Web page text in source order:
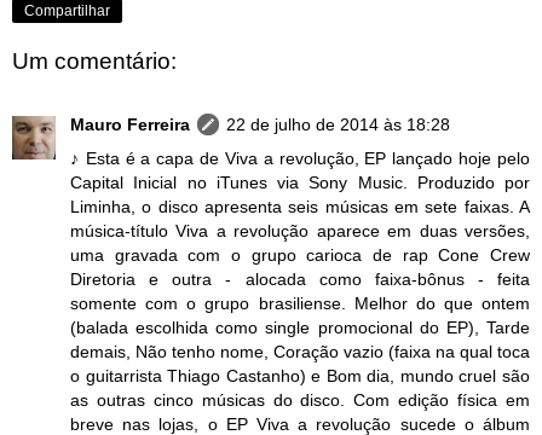
Compartilhar
Um comentário:
Mauro Ferreira
22 de julho de 2014 às 18:28
♪ Esta é a capa de Viva a revolução, EP lançado hoje pelo
Capital Inicial no iTunes via Sony Music. Produzido por
Liminha, o disco apresenta seis músicas em sete faixas. A
música-título Viva a revolução aparece em duas versões,
uma gravada com o grupo carioca de rap Cone Crew
Diretoria e outra - alocada como faixa-bônus - feita
somente com o grupo brasiliense. Melhor do que ontem
(balada escolhida como single promocional do EP), Tarde
demais, Não tenho nome, Coração vazio (faixa na qual toca
o guitarrista Thiago Castanho) e Bom dia, mundo cruel são
as outras cinco músicas do disco. Com edição física em
breve nas lojas, o EP Viva a revolução sucede o álbum